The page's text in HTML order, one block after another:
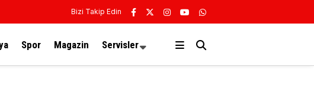
Bizi Takip Edin
Spor Magazin Servisler